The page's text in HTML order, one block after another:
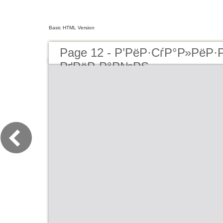
Basic HTML Version
Page 12 -
РґРёР·Р°Р№РЅ